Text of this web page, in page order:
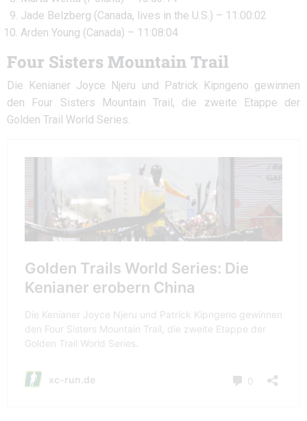
Jade Belzberg (Canada, lives in the U.S.) – 11:00:02
Arden Young (Canada) – 11:08:04
Four Sisters Mountain Trail
Die Kenianer Joyce Njeru und Patrick Kipngeno gewinnen
den Four Sisters Mountain Trail, die zweite Etappe der
Golden Trail World Series.